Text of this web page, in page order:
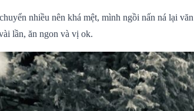
nhiều nên khá mệt, mình ngồi nấn ná lại
lần, ăn ngon và vị ok.